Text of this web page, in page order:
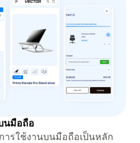
นมือถือ
รใช้งานบนมือถือเป็นหลัก